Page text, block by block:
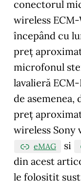
conectorul
wireless
începând cu
preț
microfonul
lavalieră
de asemenea,
preț
wireless Sony
eMAG si
din acest
le folositit